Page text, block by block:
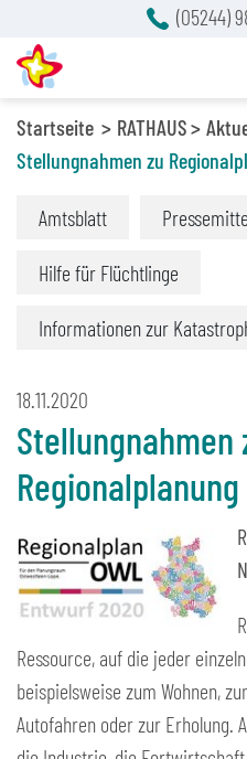
Startseite RATHAUS
Stellungnahmen zu
Amtsblatt
Hilfe für Flüchtlinge
Informationen zur
18.11.2020
Stellungnahmen
Ressource, auf die jeder
beispielsweise zum Wohnen,
Autofahren oder zur Erholung.
(05244)